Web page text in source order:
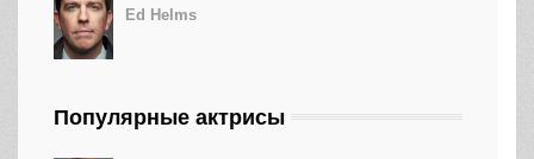
Ed Helms
Популярные актрисы